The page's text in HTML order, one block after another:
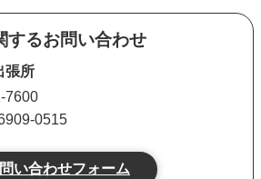
するお問い合わせ
張所
7600
0515